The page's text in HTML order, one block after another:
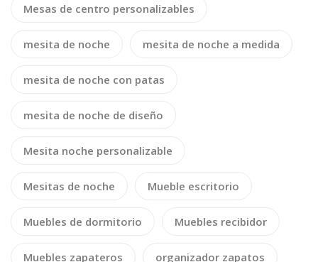
Mesas de centro personalizables
mesita de noche mesita de noche a medida
mesita de noche con patas
mesita de noche de diseño
Mesita noche personalizable
Mesitas de noche Mueble escritorio
Muebles de dormitorio Muebles recibidor
Muebles zapateros organizador zapatos